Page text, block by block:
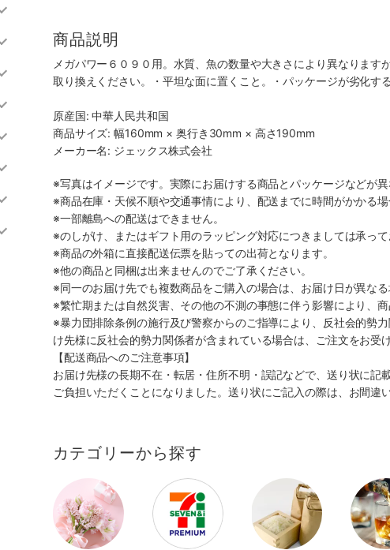
商品説明
メガパワー６０９０用。水質、魚の数量や大きさにより異なりま
取り換えください。・平坦な面に置くこと。・パッケージが劣化す
原産国: 中華人民共和国
商品サイズ: 幅160mm × 奥行き30mm × 高さ190mm
メーカー名: ジェックス株式会社
※写真はイメージです。実際にお届けする商品とパッケージなどが異
※商品在庫・天候不順や交通事情により、配送までに時間がかかる場
※一部離島への配送はできません。
※のしがけ、またはギフト用のラッピング対応につきましては承って
※商品の外箱に直接配送伝票を貼っての出荷となります。
※他の商品と同梱は出来ませんのでご了承ください。
※同一のお届け先でも複数商品をご購入の場合は、お届け日が異なる
※繁忙期または自然災害、その他の不測の事態に伴う影響により、
※暴力団排除条例の施行及び警察からのご指導により、反社会的勢
け先様に反社会的勢力関係者が含まれている場合は、ご注文をお受
【配送商品へのご注意事項】
お届け先様の長期不在・転居・住所不明・誤記などで、送り状に
ご負担いただくことになりました。送り状にご記入の際は、お間違
カテゴリーから探す